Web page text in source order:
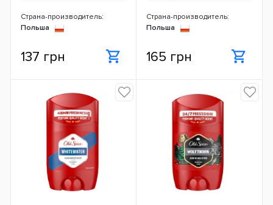
Страна-производитель:
Польша
137 грн
Страна-производитель:
Польша
165 грн